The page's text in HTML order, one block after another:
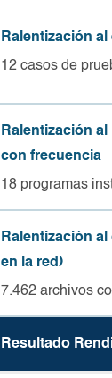
Ralentización
12 casos de
Ralentización
con frecuencia
18 programas
Ralentización
en la red)
7.462 archivos
Resultado